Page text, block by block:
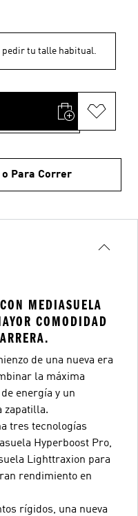
pedir tu talle habitual.
o Para Correr
MEDIASUELA
COMODIDAD
de una nueva era
la máxima
energía y un
zapatilla.
tres tecnologías
Hyperboost Pro,
Lighttraxion para
rendimiento en
rígidos, una nueva